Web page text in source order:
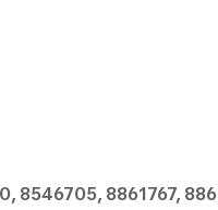
8546705, 8861767,